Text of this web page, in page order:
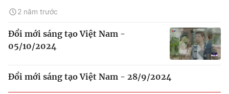
2 năm trước
Đổi mới sáng tạo Việt Nam -
05/10/2024
Đổi mới sáng tạo Việt Nam - 28/9/2024